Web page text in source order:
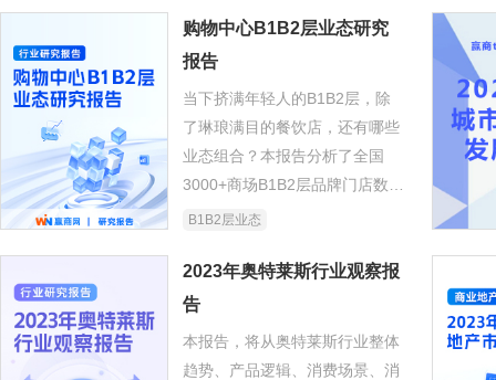
看这座“顶流之城”的商业生态与
未来机会。
购物中心B1B2层业态研究
报告
当下挤满年轻人的B1B2层，除
了琳琅满目的餐饮店，还有哪些
业态组合？本报告分析了全国
3000+商场B1B2层品牌门店数
据，找到一些有意思的新发现。
B1B2层业态
2023年奥特莱斯行业观察报
告
本报告，将从奥特莱斯行业整体
趋势、产品逻辑、消费场景、消